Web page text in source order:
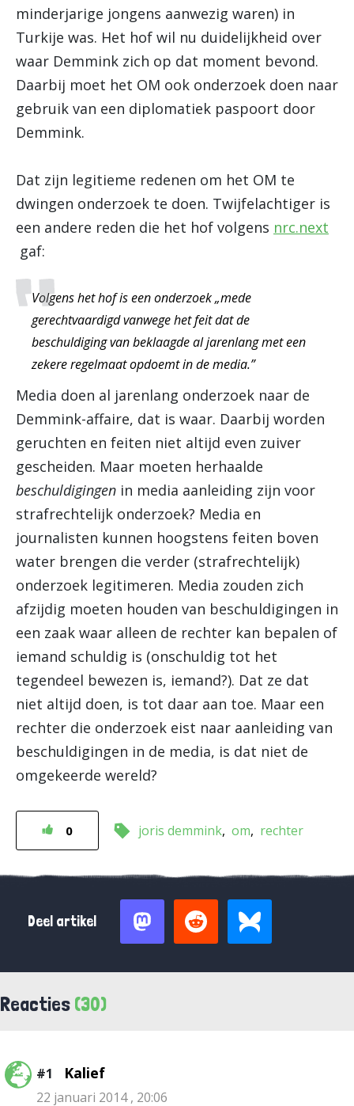
minderjarige jongens aanwezig waren) in
Turkije was. Het hof wil nu duidelijkheid over
waar Demmink zich op dat moment bevond.
Daarbij moet het OM ook onderzoek doen naar
gebruik van een diplomatiek paspoort door
Demmink.
Dat zijn legitieme redenen om het OM te
dwingen onderzoek te doen. Twijfelachtiger is
een andere reden die het hof volgens nrc.next
gaf:
Volgens het hof is een onderzoek „mede
gerechtvaardigd vanwege het feit dat de
beschuldiging van beklaagde al jarenlang met een
zekere regelmaat opdoemt in de media.”
Media doen al jarenlang onderzoek naar de
Demmink-affaire, dat is waar. Daarbij worden
geruchten en feiten niet altijd even zuiver
gescheiden. Maar moeten herhaalde
beschuldigingen in media aanleiding zijn voor
strafrechtelijk onderzoek? Media en
journalisten kunnen hoogstens feiten boven
water brengen die verder (strafrechtelijk)
onderzoek legitimeren. Media zouden zich
afzijdig moeten houden van beschuldigingen in
een zaak waar alleen de rechter kan bepalen of
iemand schuldig is (onschuldig tot het
tegendeel bewezen is, iemand?). Dat ze dat
niet altijd doen, is tot daar aan toe. Maar een
rechter die onderzoek eist naar aanleiding van
beschuldigingen in de media, is dat niet de
omgekeerde wereld?
0 joris demmink om rechter
Deel artikel
Reacties (30)
#1 Kalief
22 januari 2014 , 20:06